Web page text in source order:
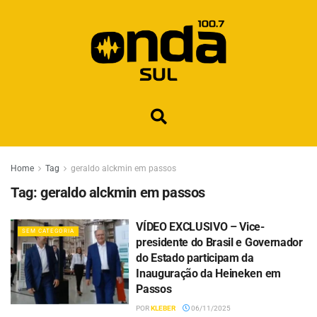
Home Tag geraldo alckmin em passos
Tag: geraldo alckmin em passos
SEM CATEGORIA
VÍDEO EXCLUSIVO – Vice-
presidente do Brasil e Governador
do Estado participam da
Inauguração da Heineken em
Passos
PORKLEBER 06/11/2025